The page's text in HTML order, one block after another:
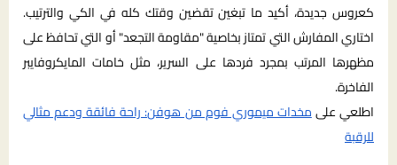
كعروس جديدة، أكيد ما تبغين تقضين وقتك كله في الكي والترتيب.
اختاري المفارش التي تمتاز بخاصية "مقاومة التجعد" أو التي تحافظ على
مظهرها المرتب بمجرد فردها على السرير، مثل خامات المايكروفايبر
الفاخرة.
اطلعي علىمخدات ميموري فوم من هوفن: راحة فائقة ودعم مثالي
للرقبة